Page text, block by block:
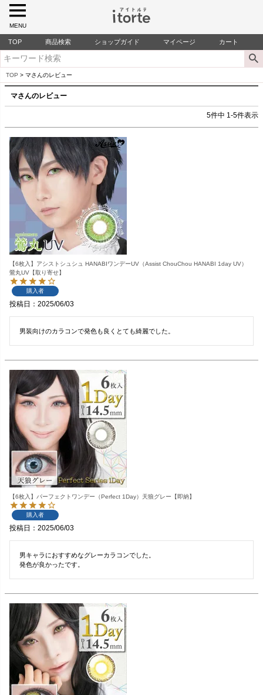
MENU
TOP 商品検索 ショップガイド マイページ カート
TOP マさんのレビュー
マさんのレビュー
5件中 1 -5件表示
【6枚入】アシストシュシュ HANABIワンデーUV（Assist ChouChou HANABI 1day UV）
鶯丸UV【取り寄せ】
購入者
投稿日 2025/06/03
男装向けのカラコンで発色も良くとても綺麗でした。
【6枚入】パーフェクトワンデー（Perfect 1Day）天狼グレー【即納】
購入者
投稿日 2025/06/03
男キャラにおすすめなグレーカラコンでした。
発色が良かったです。